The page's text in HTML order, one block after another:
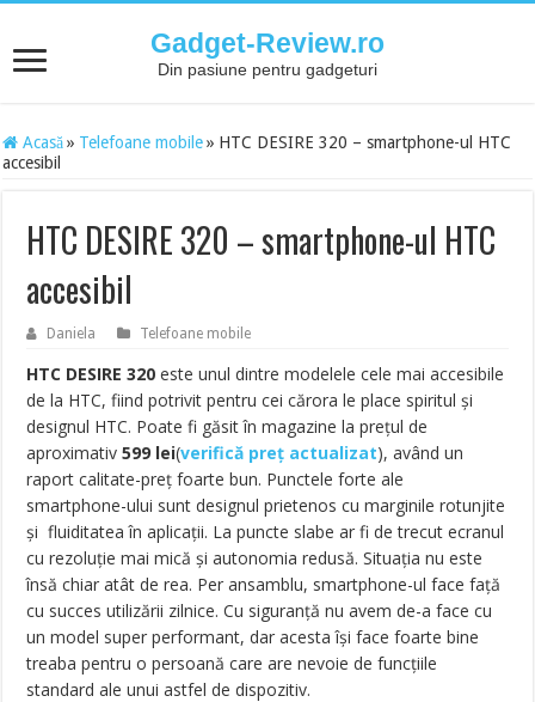
Gadget-Review.ro
Din pasiune pentru gadgeturi
Acasă » Telefoane mobile » HTC DESIRE 320 – smartphone-ul HTC
accesibil
HTC DESIRE 320 – smartphone-ul HTC
accesibil
Daniela Telefoane mobile
HTC DESIRE 320 este unul dintre modelele cele mai accesibile
de la HTC, fiind potrivit pentru cei cărora le place spiritul și
designul HTC. Poate fi găsit în magazine la prețul de
aproximativ599 lei(verifică preț actualizat), având un
raport calitate-preț foarte bun. Punctele forte ale
smartphone-ului sunt designul prietenos cu marginile rotunjite
și fluiditatea în aplicații. La puncte slabe ar fi de trecut ecranul
cu rezoluție mai mică și autonomia redusă. Situația nu este
însă chiar atât de rea. Per ansamblu, smartphone-ul face față
cu succes utilizării zilnice. Cu siguranță nu avem de-a face cu
un model super performant, dar acesta își face foarte bine
treaba pentru o persoană care are nevoie de funcțiile
standard ale unui astfel de dispozitiv.